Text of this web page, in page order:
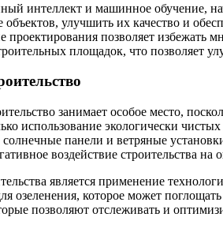
интеллект и машинное обучение,
объектов, улучшить их качество и
позволяет
площадок, что позволяет
занимает особое место,
использование экологически
панели и ветряные
воздействие строительства
является применение
озеленения, которое может
позволяют отслеживать и